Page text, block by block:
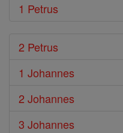
1 Petrus
2 Petrus
1 Johannes
2 Johannes
3 Johannes